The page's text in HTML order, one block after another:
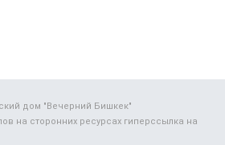
дом "Вечерний Бишкек"
на сторонних ресурсах гиперссылка на